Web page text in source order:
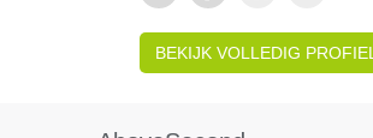
BEKIJK VOLLEDIG PROFIEL